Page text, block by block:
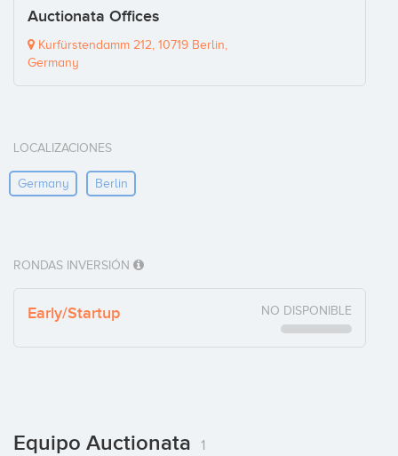
Auctionata Offices
Kurfürstendamm 212, 10719 Berlin,
Germany
LOCALIZACIONES
Germany Berlin
RONDAS INVERSIÓN
Early/Startup NO DISPONIBLE
Equipo Auctionata 1